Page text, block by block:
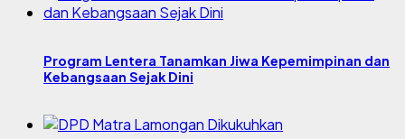
Program Lentera Tanamkan Jiwa Kepemimpinan dan
Kebangsaan Sejak Dini